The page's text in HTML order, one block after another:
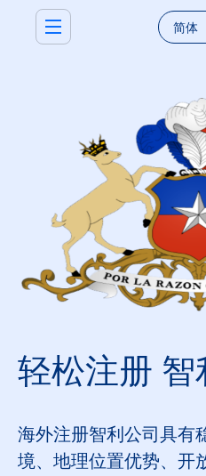
简体
轻松注册 智
海外注册智利公司具有
境、地理位置优势、开